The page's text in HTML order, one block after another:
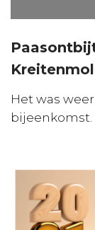
Het was
bijeenkomst.